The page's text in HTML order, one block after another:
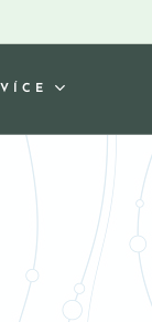
VÍCE